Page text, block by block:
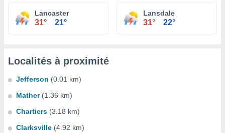
Lancaster
31° 21°
Lansdale
31° 22°
Localités à proximité
Jefferson (0.01 km)
Mather (1.36 km)
Chartiers (3.18 km)
Clarksville (4.92 km)